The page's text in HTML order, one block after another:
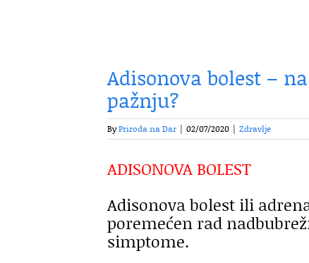
Adisonova bolest –
pažnju?
ByPriroda na Dar | 02/07/2020 | Zdravlje
ADISONOVA BOLEST
Adisonova bolest ili
poremećen rad
simptome.